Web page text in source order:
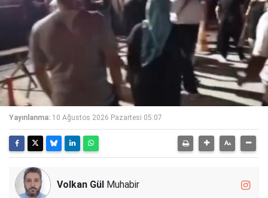
Yayınlanma: 10 Ağustos 2026 Pazartesi 05:07
Volkan Gül Muhabir